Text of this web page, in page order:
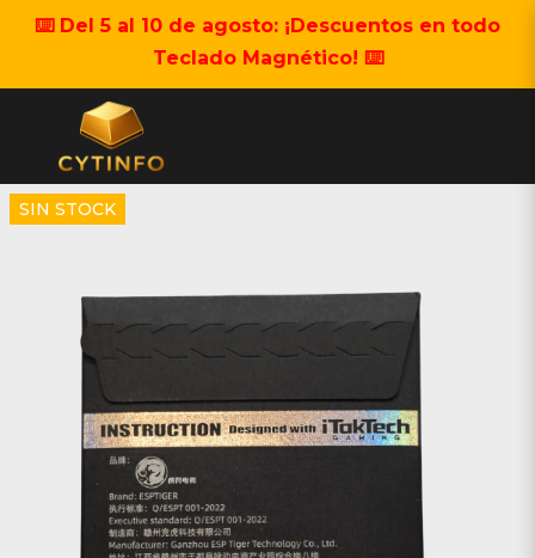
⌨️ Del 5 al 10 de agosto: ¡Descuentos en todo
Teclado Magnético! ⌨️
SIN STOCK